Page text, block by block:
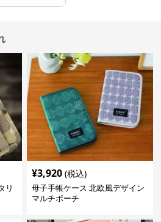
リ
¥3,920 (税込)
母子手帳ケース 北欧風デザイン
マルチポーチ